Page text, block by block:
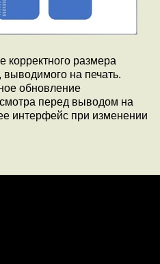
корректного размера
выводимого на печать.
обновление
перед выводом на
интерфейс при изменении